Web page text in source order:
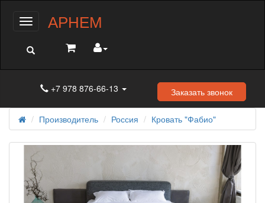
МенюАРНЕМ
+7 978 876-66-13 Заказать звонок
Производитель Россия Кровать "Фабио"